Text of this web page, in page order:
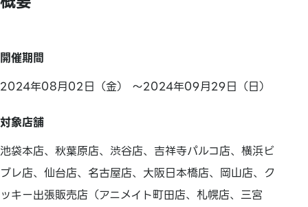
開催期間
2024年08月02日（金） ～2024年09月29日（日）
対象店舗
池袋本店、秋葉原店、渋谷店、吉祥寺パルコ店、横浜ビ
ブレ店、仙台店、名古屋店、大阪日本橋店、岡山店、ク
ッキー出張販売店（アニメイト町田店、札幌店、三宮